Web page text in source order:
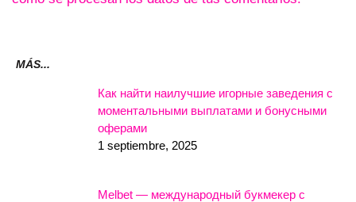
MÁS...
Как найти наилучшие игорные заведения с
моментальными выплатами и бонусными
оферами
1 septiembre, 2025
Melbet — международный букмекер с